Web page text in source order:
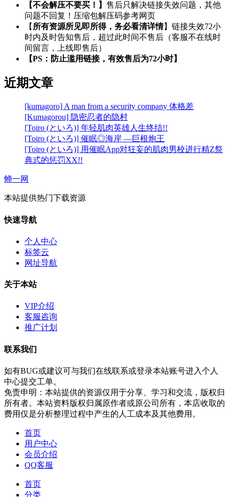
【不会解压不要买！】 售后只解决链接失效问题，其他
问题不回复！压缩包解压码参考网页
【 所有资源所见即所得，务必看清详情】链接失效72小
时内及时告知售后，超过此时间不售后（客服不在线时
间留言，上线即售后）
【PS：防止滥用链接，有效售后为72小时】
近期文章
[kumagoro] A man from a security company 体格差
[Kumagorou] 隐密忍者的隐村
[Toiro (といろ)] 年轻肌肉英雄人生终结!!
[Toiro (といろ)] 催眠◎海岸 —巨根炮王
[Toiro (といろ)] 用催眠App对狂妄的肌肉男校进行精Z祭
典式的惩罚XX!!
蝉一网
本站提供热门下载资源
快速导航
个人中心
标签云
网址导航
关于本站
VIP介绍
客服咨询
推广计划
联系我们
如有BUG或建议可与我们在线联系或登录本站账号进入个人
中心提交工单。
免责申明：本站提供的资源仅用于分享、学习和交流，版权归
所有者。本站资料版权归属原作者或原公司所有，本店收取的
费用仅是分析整理过程中产生的人工成本及其他费用。
首页
用户中心
会员介绍
QQ客服
首页
分类